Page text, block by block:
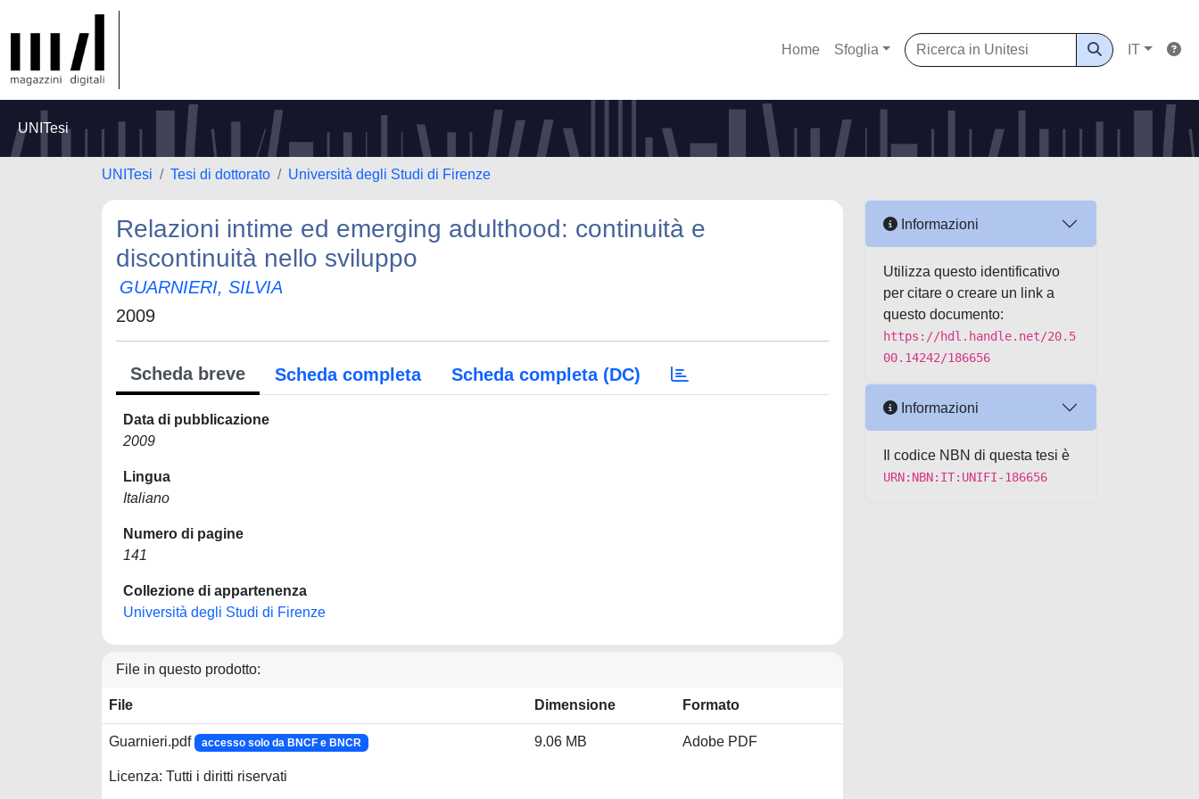
Home Sfoglia IT
UNITesi
UNITesi Tesi di dottorato Università degli Studi di Firenze
Relazioni intime ed emerging adulthood: continuità e
discontinuità nello sviluppo
GUARNIERI, SILVIA
2009
Scheda breve Scheda completa Scheda completa (DC)
Data di pubblicazione
2009
Lingua
Italiano
Numero di pagine
141
Collezione di appartenenza
Università degli Studi di Firenze
File in questo prodotto:
File Dimensione Formato
Guarnieri.pdf accesso solo da BNCF e BNCR
Licenza: Tutti i diritti riservati
9.06 MB Adobe PDF
Informazioni
Utilizza questo identificativo
per citare o creare un link a
questo documento:
https://hdl.handle.net/20.5
00.14242/186656
Informazioni
Il codice NBN di questa tesi è
URN:NBN:IT:UNIFI-186656